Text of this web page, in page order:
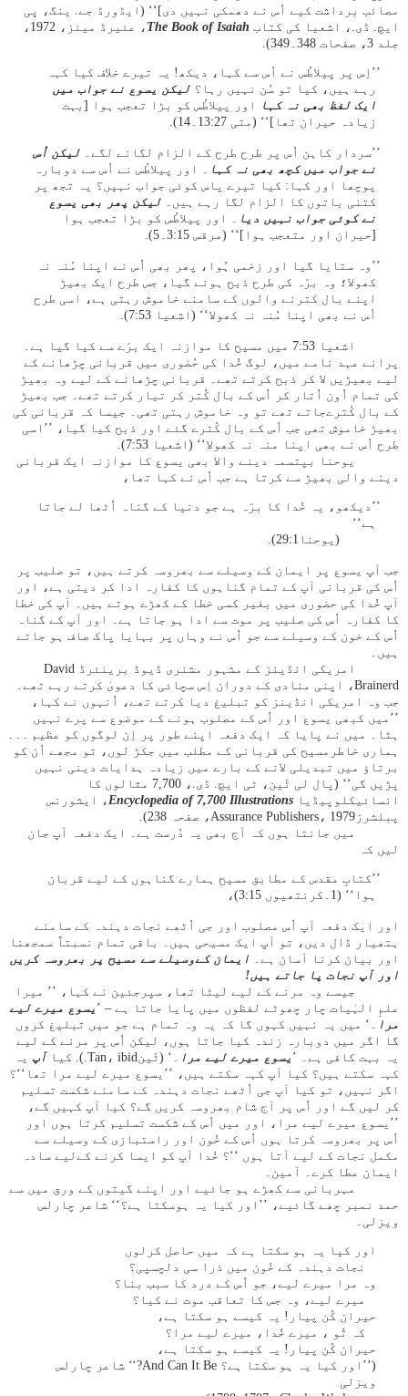
مصائب برداشت کیے اُس نے دھمکی نہیں دی]‘‘ (ایڈورڈ جے. ینگ، پی
ایچ. ڈی.، اشعیا کی کتاب The Book of Isaiah
، عئیرڈ مینز، 1972،
جلد 3، صفحات 348۔349).
’’اِس پر پیلاطُس نے اُس سے کہا، دیکھ! یہ تیرے خلاف کیا کہہ
رہے ہیں، کیا تو سُن نہیں رہا؟ لیکن یسوع نے جواب میں
ایک لفظ بھی نہ کہا
اور پیلاطُس کو بڑا تعجب ہوا [بہت
زیادہ حیران تھا]‘‘ (متی 27:‏13۔14).
’’سردار کاہن اُس پر طرح طرح کے الزام لگانے لگے۔لیکن اُس
نے جواب میں کچھ بھی نہ کہا ۔ اور پیلاطُس نے اُس سے دوبارہ
پوچھا اور کہا: کیا تیرے پاس کوئی جواب نہیں؟ یہ تجھ پر
کتنی باتوں کا الزام لگا رہے ہیں۔ لیکن پھر بھی یسوع
نے کوئی جواب نہیں دیا ۔ اور پیلاطُس کو بڑا تعجب ہوا
[حیران اور متعجب ہوا]‘‘ (مرقس 15:‏3۔5).
’’وہ ستایا گیا اور زخمی ہُوا، پھر بھی اُس نے اپنا مُنہ نہ
کھولا؛ وہ برّہ کی طرح ذبح ہونے گیا، جس طرح ایک بھیڑ
اپنے بال کترنے والوں کے سامنے خاموش رہتی ہے، اسی طرح
اُس نے بھی اپنا مُنہ نہ کھولا‘‘ (اشعیا 53:‏7).
اشعیا 53:‏7 میں مسیح کا موازنہ ایک برّے سے کیا گیا ہے۔
پرانے عہد نامے میں، لوگ خُدا کی حُضوری میں قربانی چڑھانے کے
لیے بھیڑیں لا کر ذبح کرتے تھے۔ قربانی چڑھانے کے لیے وہ بھیڑ
کی تمام اُون اُتار کر اُس کے بال کُتر کر تیار کرتے تھے۔ جب بھیڑ
کے بال کُترےجاتے تھے تو وہ خاموش رہتی تھی۔ جیسا کہ قربانی کی
بھیڑ خاموش تھی جب اُس کے بال کُترے گئے اور ذبح کیا گیا، ’’اسی
طرح اُس نے بھی اپنا منہ نہ کھولا‘‘ (اشعیا 53:‏7).
یوحنا بپتسمہ دینے والا بھی یسوع کا موازنہ ایک قربانی
دینے والی بھیڑ سے کرتا ہے جب اُس نے کہا تھا،
’’دیکھو، یہ خُدا کا برّہ ہے جو دنیا کے گناہ اُٹھا لے جاتا
ہے‘‘
(یوحنا1:‏29).
جب آپ یسوع پر ایمان کے وسیلے سے بھروسہ کرتے ہیں، تو صلیب پر
اُس کی قربانی آپ کے تمام گناہوں کا کفارہ ادا کر دیتی ہے، اور
آپ خُدا کی حضوری میں بغیر کسی خطا کے کھڑے ہوتے ہیں۔ آپ کی خطا
کا کفارہ اُس کی صلیب پر موت سے ادا ہو جاتا ہے۔ اور آپ کے گناہ
اُس کے خون کے وسیلے سے جو اُس نے وہاں پر بہایا پاک صاف ہو جاتے
ہیں۔
امریکی انڈینز کے مشہور مشنری ڈیوڈ برینئرڈ David
Brainerd، اپنی منادی کے دوران اِس سچائی کا دعویٰ کرتے رہے تھے۔
جب وہ امریکی انڈینز کو تبلیغ دیا کرتے تھے، اُنہوں نے کہا،
’’میں کبھی یسوع اور اُس کے مصلوب ہونے کے موضوع سے پرے نہیں
ہٹا۔ میں نے پایا کہ ایک دفعہ اپنے طور پر اِن لوگوں کو عظیم . . .
ہماری خاطرمسیح کی قربانی کے مطلب میں جکڑ لوں، تو مجھے اُن کو
برتاؤ میں تبدیلی لانے کے بارے میں زیادہ ہدایات دینی نہیں
پڑیں گی‘‘ (پال لی ٹَین، ٹی ایچ. ڈی.، 7,700 مثالوں کا
انسائیکلوپیڈیا s
، ایشورنس
پبلشرزAssurance Publishers، 1979، صفحہ 238).
میں جانتا ہوں کہ آج بھی یہ دُرست ہے۔ ایک دفعہ آپ جان
لیں کہ
’’کتابِ مقدس کے مطابق مسیح ہمارے گناہوں کے لیے قربان
ہوا‘‘ (1۔کرنتھیوں 15:‏3)،
اور ایک دفعہ آپ اُس مصلوب اور جی اُٹھے نجات دہندہ کے سامنے
ہتھیار ڈال دیں، تو آپ ایک مسیحی ہیں۔ باقی تمام نسبتاً سمجھنا
اور بیان کرنا آسان ہے۔ ایمان کےوسیلے سے مسیح پر بھروسہ کریں
اور آپ نجات پا جاتے ہیں!
جیسے وہ مرنے کے لیے لیٹا تھا، سپرجئین نے کہا، ’’ میرا
علمِ الہٰیات چار چھوٹے لفظوں میں پایا جاتا ہے – ’ یسوع میرے لیے
مرا ۔‘ میں یہ نہیں کہوں گا کہ یہ وہ تمام ہے جو میں تبلیغ کروں
گا اگر میں دوبارہ زندہ کیا جاتا ہوں، لیکن اُس پر مرنے کے لیے
یہ بہت کافی ہے۔ ’ یسوع میرے لیے مرا ۔‘ (ٹَینTan، ibid.). کیا آپ یہ
کہہ سکتے ہیں؟ کیا آپ کہہ سکتے ہیں، ’’یسوع میرے لیے مرا تھا‘‘؟
اگر نہیں، تو کیا آپ جی اُٹھے نجات دہندہ کے سامنے شکست تسلیم
کر لیں گے اور اُس پر آج شام بھروسہ کریں گے؟ کیا آپ کہیں گے،
’’یسوع میرے لیے مرا، اور میں اُس کے شکست تسلیم کرتا ہوں اور
اُس پر بھروسہ کرتا ہوں اُس کے خُون اور راستبازی کے وسیلے سے
مکمل نجات کے لیے آتا ہوں ‘‘؟ خُدا آپ کو ایسا کرنے کےلیے سادہ
ایمان عطا کرے۔ آمین۔
مہربانی سے کھڑے ہو جائیے اور اپنے گیتوں کے ورق میں سے
حمد نمبر چھے گائیے، ’’اور کیا یہ ہوسکتا ہے؟‘‘ شاعر چارلس
ویزلی۔
اور کیا یہ ہو سکتا ہے کہ میں حاصل کرلوں
نجات دہندہ کے خُون میں ذرا سی دلچسپی؟
وہ مرا میرے لیے، جو اُس کے درد کا سبب بنا؟
میرے لیے، وہ جس کا تعاقب موت نے کیا؟
حیران کُن پیار! یہ کیسے ہو سکتا ہے،
کہ تُو ، میرے خُدا، میرے لیے مرا؟
حیران کُن پیار! یہ کیسے ہو سکتا ہے،
(’’اور کیا یہ ہو سکتا ہے؟ And Can It Be?‘‘ شاعر چارلس
ویزلی